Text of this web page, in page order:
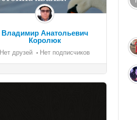
Владимир Анатольевич
Королюк
Нет друзей Нет подписчиков